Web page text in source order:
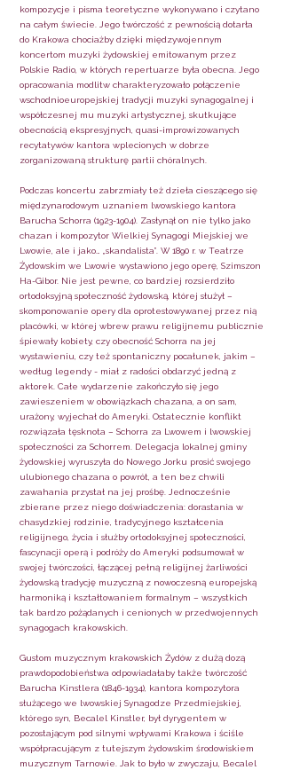
kompozycje i pisma teoretyczne wykonywano i czytano
na całym świecie. Jego twórczość z pewnością dotarła
do Krakowa chociażby dzięki międzywojennym
koncertom muzyki żydowskiej emitowanym przez
Polskie Radio, w których repertuarze była obecna. Jego
opracowania modlitw charakteryzowało połączenie
wschodnioeuropejskiej tradycji muzyki synagogalnej i
współczesnej mu muzyki artystycznej, skutkujące
obecnością ekspresyjnych, quasi-improwizowanych
recytatywów kantora wplecionych w dobrze
zorganizowaną strukturę partii chóralnych.
Podczas koncertu zabrzmiały też dzieła cieszącego się
międzynarodowym uznaniem lwowskiego kantora
Barucha Schorra (1923-1904) . Zasłynął on nie tylko jako
chazan i kompozytor Wielkiej Synagogi Miejskiej we
Lwowie, ale i jako… „skandalista”. W 1890 r. w Teatrze
Żydowskim we Lwowie wystawiono jego operę, Szimszon
Ha-Gibor. Nie jest pewne, co bardziej rozsierdziło
ortodoksyjną społeczność żydowską, której służył –
skomponowanie opery dla oprotestowywanej przez nią
placówki, w której wbrew prawu religijnemu publicznie
śpiewały kobiety, czy obecność Schorra na jej
wystawieniu, czy też spontaniczny pocałunek, jakim –
według legendy - miał z radości obdarzyć jedną z
aktorek. Całe wydarzenie zakończyło się jego
zawieszeniem w obowiązkach chazana, a on sam,
urażony, wyjechał do Ameryki. Ostatecznie konflikt
rozwiązała tęsknota – Schorra za Lwowem i lwowskiej
społeczności za Schorrem. Delegacja lokalnej gminy
żydowskiej wyruszyła do Nowego Jorku prosić swojego
ulubionego chazana o powrót, a ten bez chwili
zawahania przystał na jej prośbę. Jednocześnie
zbierane przez niego doświadczenia: dorastania w
chasydzkiej rodzinie, tradycyjnego kształcenia
religijnego, życia i służby ortodoksyjnej społeczności,
fascynacji operą i podróży do Ameryki podsumował w
swojej twórczości, łączącej pełną religijnej żarliwości
żydowską tradycję muzyczną z nowoczesną europejską
harmoniką i kształtowaniem formalnym – wszystkich
tak bardzo pożądanych i cenionych w przedwojennych
synagogach krakowskich.
Gustom muzycznym krakowskich Żydów z dużą dozą
prawdopodobieństwa odpowiadałaby także twórczość
Barucha Kinstlera (1846-1934) , kantora kompozytora
służącego we lwowskiej Synagodze Przedmiejskiej,
którego syn, Becalel Kinstler, był dyrygentem w
pozostającym pod silnymi wpływami Krakowa i ściśle
współpracującym z tutejszym żydowskim środowiskiem
muzycznym Tarnowie. Jak to było w zwyczaju, Becalel